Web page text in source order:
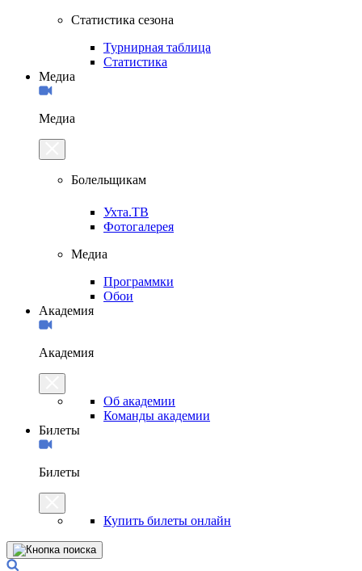
Статистика сезона
Турнирная таблица
Статистика
Медиа
Медиа
Болельщикам
Ухта.ТВ
Фотогалерея
Медиа
Программки
Обои
Академия
Академия
Об академии
Команды академии
Билеты
Билеты
Купить билеты онлайн